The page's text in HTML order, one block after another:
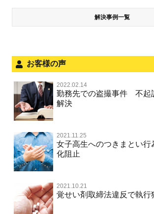
児童虐待・保護責任者遺棄
不正競争防止法
住居侵入等
名誉棄損・侮辱
銃刀法違反
ストーカー事件
不正競争防止法
風営法・風適法違反
文書偽造・偽造文書行使
著作権法違反・商標法違反
放火・失火
名誉棄損罪・侮辱
被害届・告訴・告発の不安や悩み
面会・差し入れ
解決事例一覧
お客様の声
2022.02.14
勤務先での盗撮事件 不起
解決
2021.11.25
女子高生へのつきまとい
化阻止
2021.10.21
覚せい剤取締法違反で執行